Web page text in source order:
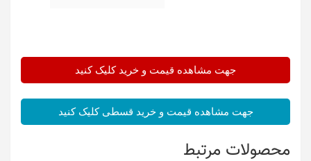
جهت مشاهده قیمت و خرید کلیک کنید
جهت مشاهده قیمت و خرید قسطی کلیک کنید
محصولات مرتبط